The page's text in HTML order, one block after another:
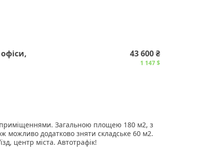
43 600 ₴
1 147 $
приміщеннями. Загальною площею 180 м2, з
можливо додатково зняти складське 60 м2.
центр міста. Автотрафік!